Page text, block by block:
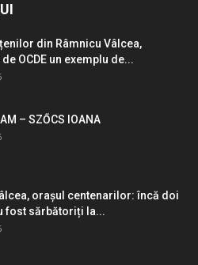
din Râmnicu Vâlcea,
OCDE un exemplu de...
– SZŐCS IOANA
orașul centenarilor: încă doi
fost sărbătoriți la...